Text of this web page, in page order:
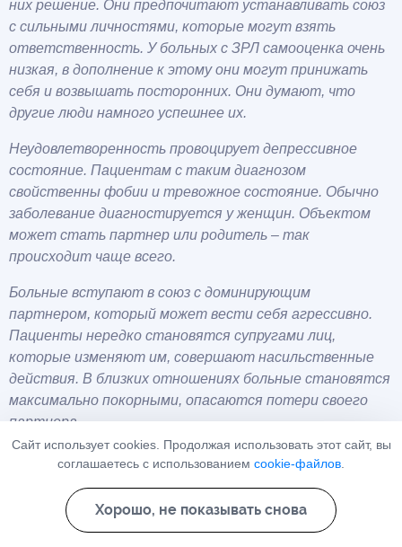
них решение. Они предпочитают устанавливать союз
с сильными личностями, которые могут взять
ответственность. У больных с ЗРЛ самооценка очень
низкая, в дополнение к этому они могут принижать
себя и возвышать посторонних. Они думают, что
другие люди намного успешнее их.
Неудовлетворенность провоцирует депрессивное
состояние. Пациентам с таким диагнозом
свойственны фобии и тревожное состояние. Обычно
заболевание диагностируется у женщин. Объектом
может стать партнер или родитель – так
происходит чаще всего.
Больные вступают в союз с доминирующим
партнером, который может вести себя агрессивно.
Пациенты нередко становятся супругами лиц,
которые изменяют им, совершают насильственные
действия. В близких отношениях больные становятся
максимально покорными, опасаются потери своего
партнера.
Из-за выраженной инфантильности вероятность
взрослеть. Основной фактор, который оказывает
влияние на формирование расстройства –
Сайт использует cookies. Продолжая использовать этот сайт, вы
соглашаетесь с использованием cookie-файлов
Хорошо, не показывать снова